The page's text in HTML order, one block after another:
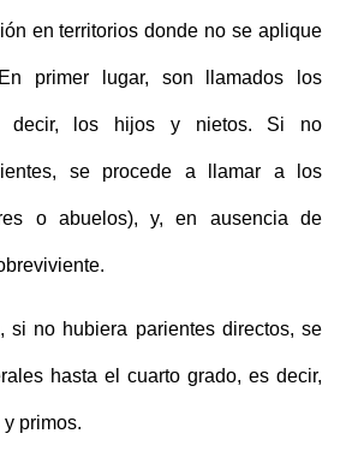
en territorios donde no se aplique
primer lugar, son llamados los
decir, los hijos y nietos. Si no
se procede a llamar a los
o abuelos), y, en ausencia de
si no hubiera parientes directos, se
hasta el cuarto grado, es decir,
primos.